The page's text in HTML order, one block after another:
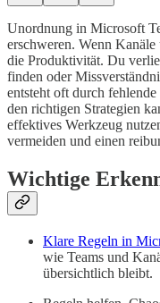
Unordnung in Microsoft
erschweren. Wenn
die Produktivität. Du
finden oder
entsteht oft durch
den richtigen Strategien
effektives Werkzeug
vermeiden und einen
Wichtige
Klare Regeln in
wie Teams und
übersichtlich bleibt.